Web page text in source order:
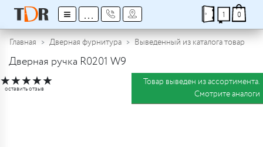
≡ ... 1 0
Главная Дверная фурнитура Выведенный из каталога товар
Дверная ручка R0201 W9
★★★★★
оставить отзыв
Товар выведен из ассортимента.
Смотрите аналоги